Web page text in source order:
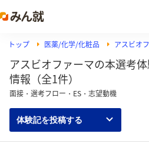
トップ 医薬/化学/化粧品 アスビオ
アスビオファーマの本選考
情報（全1件）
面接・選考フロー・ES・志望動機
体験記を投稿する